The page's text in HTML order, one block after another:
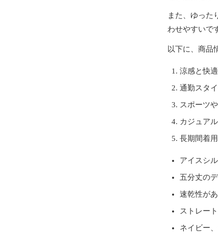
また、ゆった
わせやすいで
以下に、商品
涼感と快
通勤スタ
スポーツ
カジュア
長期間着
アイスシ
五分丈の
速乾性が
ストレー
ネイビー